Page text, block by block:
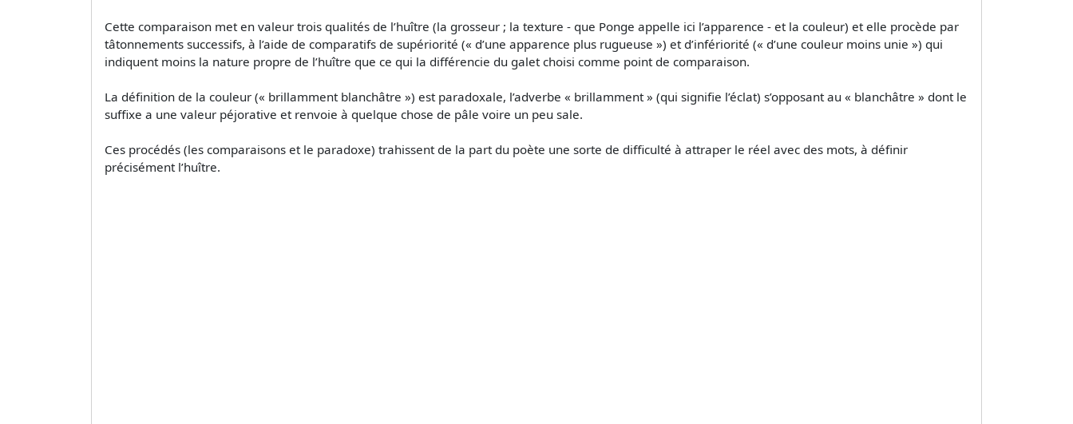
Cette comparaison met en valeur trois qualités de l’huître (la grosseur ; la texture - que Ponge appelle ici l’apparence - et la couleur) et elle procède par
tâtonnements successifs, à l’aide de comparatifs de supériorité (« d’une apparence plus rugueuse ») et d’infériorité (« d’une couleur moins unie ») qui
indiquent moins la nature propre de l’huître que ce qui la différencie du galet choisi comme point de comparaison.
La définition de la couleur (« brillamment blanchâtre ») est paradoxale, l’adverbe « brillamment » (qui signifie l’éclat) s’opposant au « blanchâtre » dont le
suffixe a une valeur péjorative et renvoie à quelque chose de pâle voire un peu sale.
Ces procédés (les comparaisons et le paradoxe) trahissent de la part du poète une sorte de difficulté à attraper le réel avec des mots, à définir
précisément l’huître.